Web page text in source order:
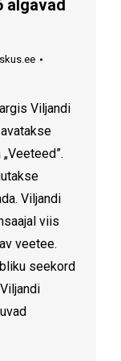
algavad
Viljandi
Viljandi
viis
veetee.
seekord